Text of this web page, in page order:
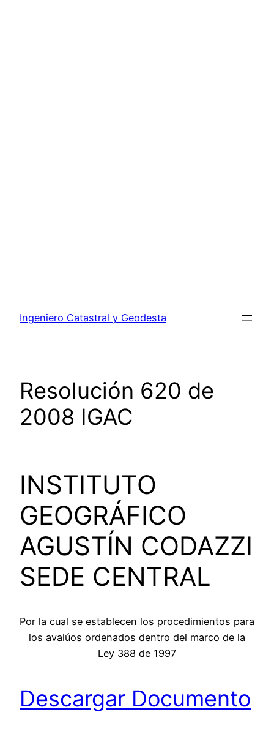
Ingeniero Catastral y Geodesta
Resolución 620 de
2008 IGAC
INSTITUTO
GEOGRÁFICO
AGUSTÍN CODAZZI
SEDE CENTRAL
Por la cual se establecen los procedimientos para
los avalúos ordenados dentro del marco de la
Ley 388 de 1997
Descargar Documento